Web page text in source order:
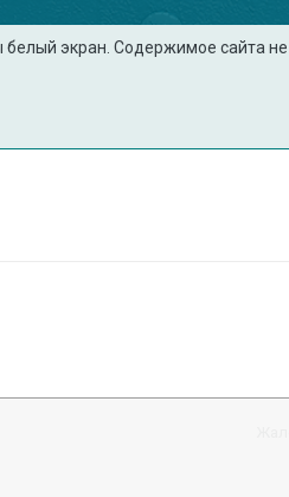
белый экран. Содержимое сайта не